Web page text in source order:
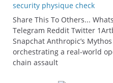
security physique check
Share This To Others...
Telegram Reddit Twitter
Snapchat Anthropic’s
orchestrating a real-world
chain assault